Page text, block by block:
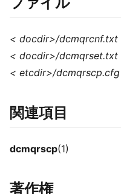
< docdir>/dcmqrcnf.txt
< docdir>/dcmqrset.txt
< etcdir>/dcmqrscp.cfg
関連項目
dcmqrscp(1)
著作権